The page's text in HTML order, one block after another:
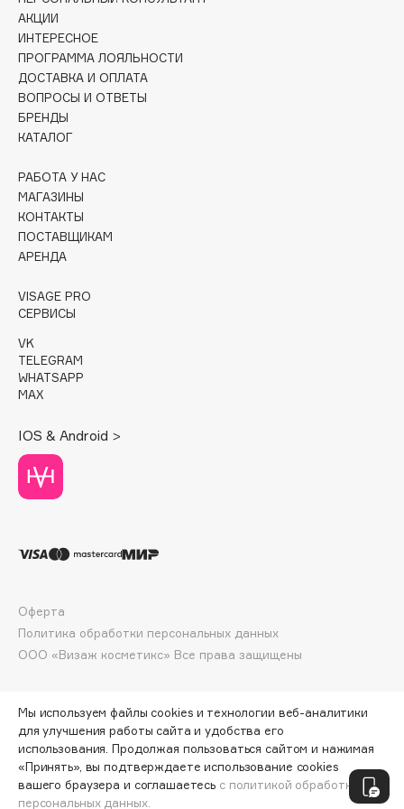
Collagenina
Consly
Corimo
CosRX
Cottolina
Crescina
D
d'Alba
DABO
DARLING*
Darphin
Davines
Dessange
Dior
Divage
Dolomit
Dr. Vranjes Firenze
DSD de Luxe
Dyson
ПО ЗОЛОТОЙ КАРТЕ: 2651 ₽
АКЦИИ
ИНТЕРЕСНОЕ
ПРОГРАММА ЛОЯЛЬНОСТИ
ДОСТАВКА И ОПЛАТА
ВОПРОСЫ И ОТВЕТЫ
БРЕНДЫ
КАТАЛОГ
РАБОТА У НАС
МАГАЗИНЫ
КОНТАКТЫ
ПОСТАВЩИКАМ
АРЕНДА
VISAGE PRO
СЕРВИСЫ
VK
TELEGRAM
WHATSAPP
MAX
IOS & Android >
ООО «Визаж косметикс» Все права защищены
Оферта
Политика обработки персональных данных
Мы используем файлы cookies и технологии веб-аналитики
для улучшения работы сайта и удобства его
использования. Продолжая пользоваться сайтом и нажимая
«Принять», вы подтверждаете использование cookies
вашего браузера и соглашаетесь с политикой обработки
персональных данных.